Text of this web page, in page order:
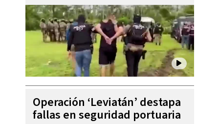
Operación ‘Leviatán’ destapa
fallas en seguridad portuaria